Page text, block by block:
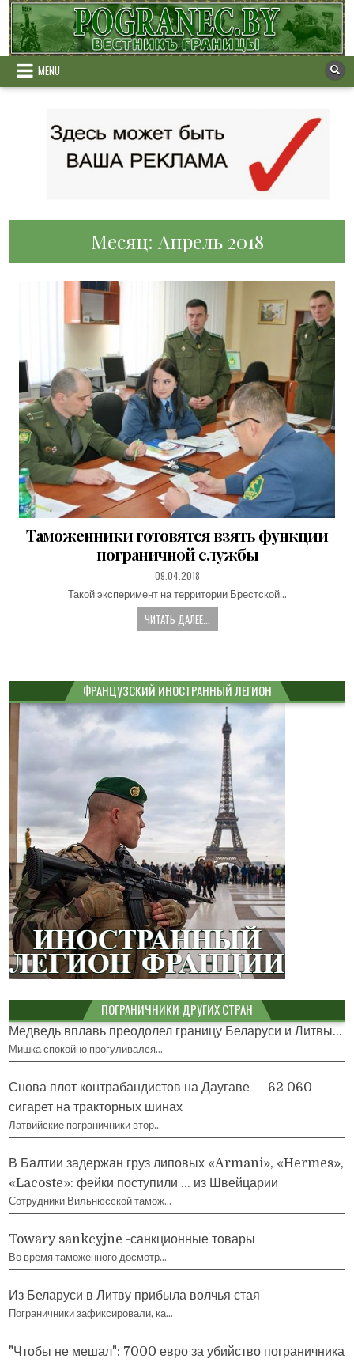
Skip
to
content
MENU
Месяц: Апрель 2018
Таможенники готовятся взять функции
пограничной службы
PUBLISHED
DATE:
09.04.2018
Такой эксперимент на территории Брестской…
ЧИТАТЬ ДАЛЕЕ...
ФРАНЦУЗСКИЙ ИНОСТРАННЫЙ ЛЕГИОН
ПОГРАНИЧНИКИ ДРУГИХ СТРАН
Медведь вплавь преодолел границу Беларуси и Литвы...
Мишка спокойно прогуливался…
Снова плот контрабандистов на Даугаве — 62 060
сигарет на тракторных шинах
Латвийские пограничники втор…
В Балтии задержан груз липовых «Armani», «Hermes»,
«Lacoste»: фейки поступили … из Швейцарии
Сотрудники Вильнюсской тамож…
Towary sankcyjne -санкционные товары
Во время таможенного досмотр…
Из Беларуси в Литву прибыла волчья стая
Пограничники зафиксировали, ка…
"Чтобы не мешал": 7000 евро за убийство пограничника